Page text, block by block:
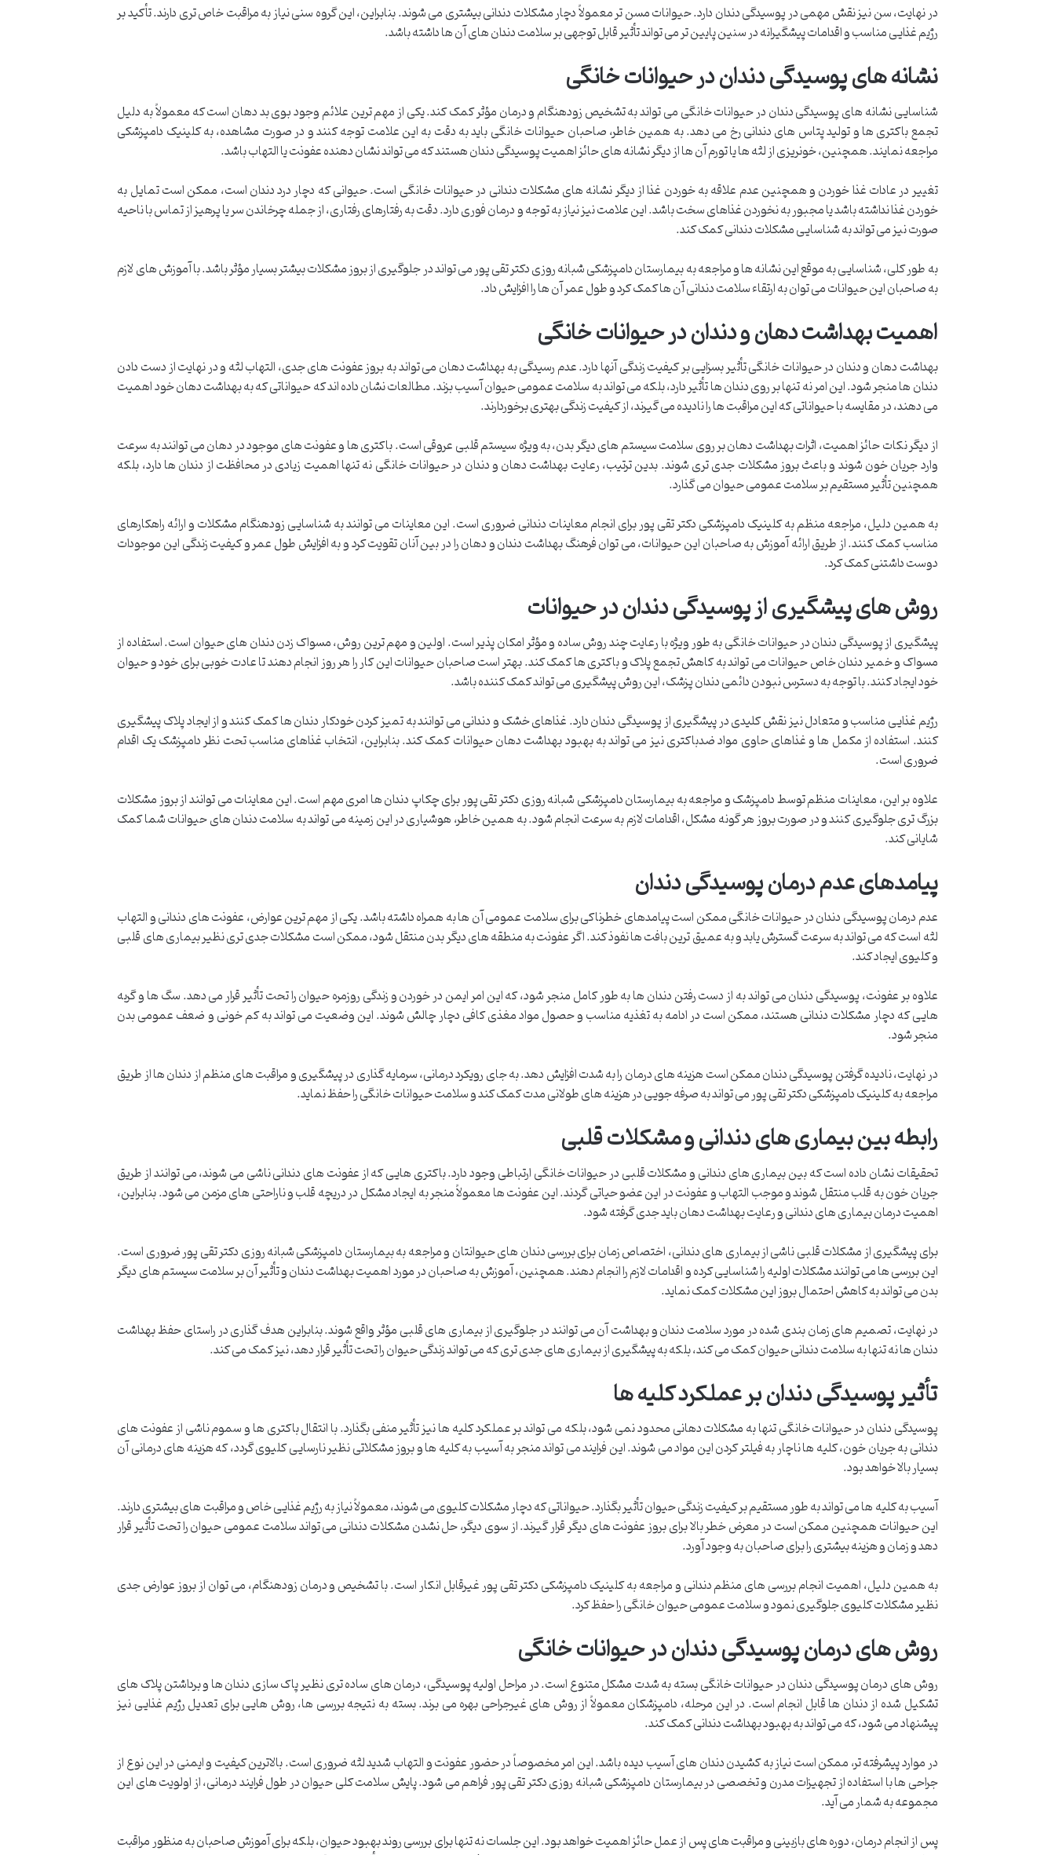
در نهایت، سن نیز نقش مهمی در پوسیدگی دندان دارد. حیوانات مسن تر معمولاً دچار مشکلات دندانی بیشتری می شوند. بنابراین، این گروه سنی نیاز به مراقبت خاص تری دارند. تأکید بر
رژیم غذایی مناسب و اقدامات پیشگیرانه در سنین پایین تر می تواند تأثیر قابل توجهی بر سلامت دندان های آن ها داشته باشد.
نشانه های پوسیدگی دندان در حیوانات خانگی
شناسایی نشانه های پوسیدگی دندان در حیوانات خانگی می تواند به تشخیص زودهنگام و درمان مؤثر کمک کند. یکی از مهم ترین علائم وجود بوی بد دهان است که معمولاً به دلیل
تجمع باکتری ها و تولید پتاس های دندانی رخ می دهد. به همین خاطر، صاحبان حیوانات خانگی باید به دقت به این علامت توجه کنند و در صورت مشاهده، به کلینیک دامپزشکی
مراجعه نمایند. همچنین، خونریزی از لثه ها یا تورم آن ها از دیگر نشانه های حائز اهمیت پوسیدگی دندان هستند که می تواند نشان دهنده عفونت یا التهاب باشد.
تغییر در عادات غذا خوردن و همچنین عدم علاقه به خوردن غذا از دیگر نشانه های مشکلات دندانی در حیوانات خانگی است. حیوانی که دچار درد دندان است، ممکن است تمایل به
خوردن غذا نداشته باشد یا مجبور به نخوردن غذاهای سخت باشد. این علامت نیز نیاز به توجه و درمان فوری دارد. دقت به رفتارهای رفتاری، از جمله چرخاندن سر یا پرهیز از تماس با ناحیه
صورت نیز می تواند به شناسایی مشکلات دندانی کمک کند.
به طور کلی، شناسایی به موقع این نشانه ها و مراجعه به بیمارستان دامپزشکی شبانه روزی دکتر تقی پور می تواند در جلوگیری از بروز مشکلات بیشتر بسیار مؤثر باشد. با آموزش های لازم
به صاحبان این حیوانات می توان به ارتقاء سلامت دندانی آن ها کمک کرد و طول عمر آن ها را افزایش داد.
اهمیت بهداشت دهان و دندان در حیوانات خانگی
بهداشت دهان و دندان در حیوانات خانگی تأثیر بسزایی بر کیفیت زندگی آنها دارد. عدم رسیدگی به بهداشت دهان می تواند به بروز عفونت های جدی، التهاب لثه و در نهایت از دست دادن
دندان ها منجر شود. این امر نه تنها بر روی دندان ها تأثیر دارد، بلکه می تواند به سلامت عمومی حیوان آسیب بزند. مطالعات نشان داده اند که حیواناتی که به بهداشت دهان خود اهمیت
می دهند، در مقایسه با حیواناتی که این مراقبت ها را نادیده می گیرند، از کیفیت زندگی بهتری برخوردارند.
از دیگر نکات حائز اهمیت، اثرات بهداشت دهان بر روی سلامت سیستم های دیگر بدن، به ویژه سیستم قلبی عروقی است. باکتری ها و عفونت های موجود در دهان می توانند به سرعت
وارد جریان خون شوند و باعث بروز مشکلات جدی تری شوند. بدین ترتیب، رعایت بهداشت دهان و دندان در حیوانات خانگی نه تنها اهمیت زیادی در محافظت از دندان ها دارد، بلکه
همچنین تأثیر مستقیم بر سلامت عمومی حیوان می گذارد.
به همین دلیل، مراجعه منظم به کلینیک دامپزشکی دکتر تقی پور برای انجام معاینات دندانی ضروری است. این معاینات می توانند به شناسایی زودهنگام مشکلات و ارائه راهکارهای
مناسب کمک کنند. از طریق ارائه آموزش به صاحبان این حیوانات، می توان فرهنگ بهداشت دندان و دهان را در بین آنان تقویت کرد و به افزایش طول عمر و کیفیت زندگی این موجودات
دوست داشتنی کمک کرد.
روش های پیشگیری از پوسیدگی دندان در حیوانات
پیشگیری از پوسیدگی دندان در حیوانات خانگی به طور ویژه با رعایت چند روش ساده و مؤثر امکان پذیر است. اولین و مهم ترین روش، مسواک زدن دندان های حیوان است. استفاده از
مسواک و خمیر دندان خاص حیوانات می تواند به کاهش تجمع پلاک و باکتری ها کمک کند. بهتر است صاحبان حیوانات این کار را هر روز انجام دهند تا عادت خوبی برای خود و حیوان
خود ایجاد کنند. با توجه به دسترس نبودن دائمی دندان پزشک، این روش پیشگیری می تواند کمک کننده باشد.
رژیم غذایی مناسب و متعادل نیز نقش کلیدی در پیشگیری از پوسیدگی دندان دارد. غذاهای خشک و دندانی می توانند به تمیز کردن خودکار دندان ها کمک کنند و از ایجاد پلاک پیشگیری
کنند. استفاده از مکمل ها و غذاهای حاوی مواد ضدباکتری نیز می تواند به بهبود بهداشت دهان حیوانات کمک کند. بنابراین، انتخاب غذاهای مناسب تحت نظر دامپزشک یک اقدام
ضروری است.
علاوه بر این، معاینات منظم توسط دامپزشک و مراجعه به بیمارستان دامپزشکی شبانه روزی دکتر تقی پور برای چکاپ دندان ها امری مهم است. این معاینات می توانند از بروز مشکلات
بزرگ تری جلوگیری کنند و در صورت بروز هر گونه مشکل، اقدامات لازم به سرعت انجام شود. به همین خاطر، هوشیاری در این زمینه می تواند به سلامت دندان های حیوانات شما کمک
شایانی کند.
پیامدهای عدم درمان پوسیدگی دندان
عدم درمان پوسیدگی دندان در حیوانات خانگی ممکن است پیامدهای خطرناکی برای سلامت عمومی آن ها به همراه داشته باشد. یکی از مهم ترین عوارض، عفونت های دندانی و التهاب
لثه است که می تواند به سرعت گسترش یابد و به عمیق ترین بافت ها نفوذ کند. اگر عفونت به منطقه های دیگر بدن منتقل شود، ممکن است مشکلات جدی تری نظیر بیماری های قلبی
و کلیوی ایجاد کند.
علاوه بر عفونت، پوسیدگی دندان می تواند به از دست رفتن دندان ها به طور کامل منجر شود، که این امر ایمن در خوردن و زندگی روزمره حیوان را تحت تأثیر قرار می دهد. سگ ها و گربه
هایی که دچار مشکلات دندانی هستند، ممکن است در ادامه به تغذیه مناسب و حصول مواد مغذی کافی دچار چالش شوند. این وضعیت می تواند به کم خونی و ضعف عمومی بدن
منجر شود.
در نهایت، نادیده گرفتن پوسیدگی دندان ممکن است هزینه های درمان را به شدت افزایش دهد. به جای رویکرد درمانی، سرمایه گذاری در پیشگیری و مراقبت های منظم از دندان ها از طریق
مراجعه به کلینیک دامپزشکی دکتر تقی پور می تواند به صرفه جویی در هزینه های طولانی مدت کمک کند و سلامت حیوانات خانگی را حفظ نماید.
رابطه بین بیماری های دندانی و مشکلات قلبی
تحقیقات نشان داده است که بین بیماری های دندانی و مشکلات قلبی در حیوانات خانگی ارتباطی وجود دارد. باکتری هایی که از عفونت های دندانی ناشی می شوند، می توانند از طریق
جریان خون به قلب منتقل شوند و موجب التهاب و عفونت در این عضو حیاتی گردند. این عفونت ها معمولاً منجر به ایجاد مشکل در دریچه قلب و ناراحتی های مزمن می شود. بنابراین،
اهمیت درمان بیماری های دندانی و رعایت بهداشت دهان باید جدی گرفته شود.
برای پیشگیری از مشکلات قلبی ناشی از بیماری های دندانی، اختصاص زمان برای بررسی دندان های حیوانتان و مراجعه به بیمارستان دامپزشکی شبانه روزی دکتر تقی پور ضروری است.
این بررسی ها می توانند مشکلات اولیه را شناسایی کرده و اقدامات لازم را انجام دهند. همچنین، آموزش به صاحبان در مورد اهمیت بهداشت دندان و تأثیر آن بر سلامت سیستم های دیگر
بدن می تواند به کاهش احتمال بروز این مشکلات کمک نماید.
در نهایت، تصمیم های زمان بندی شده در مورد سلامت دندان و بهداشت آن می توانند در جلوگیری از بیماری های قلبی مؤثر واقع شوند. بنابراین هدف گذاری در راستای حفظ بهداشت
دندان ها نه تنها به سلامت دندانی حیوان کمک می کند، بلکه به پیشگیری از بیماری های جدی تری که می تواند زندگی حیوان را تحت تأثیر قرار دهد، نیز کمک می کند.
تأثیر پوسیدگی دندان بر عملکرد کلیه ها
پوسیدگی دندان در حیوانات خانگی تنها به مشکلات دهانی محدود نمی شود، بلکه می تواند بر عملکرد کلیه ها نیز تأثیر منفی بگذارد. با انتقال باکتری ها و سموم ناشی از عفونت های
دندانی به جریان خون، کلیه ها ناچار به فیلتر کردن این مواد می شوند. این فرایند می تواند منجر به آسیب به کلیه ها و بروز مشکلاتی نظیر نارسایی کلیوی گردد، که هزینه های درمانی آن
بسیار بالا خواهد بود.
آسیب به کلیه ها می تواند به طور مستقیم بر کیفیت زندگی حیوان تأثیر بگذارد. حیواناتی که دچار مشکلات کلیوی می شوند، معمولاً نیاز به رژیم غذایی خاص و مراقبت های بیشتری دارند.
این حیوانات همچنین ممکن است در معرض خطر بالا برای بروز عفونت های دیگر قرار گیرند. از سوی دیگر، حل نشدن مشکلات دندانی می تواند سلامت عمومی حیوان را تحت تأثیر قرار
دهد و زمان و هزینه بیشتری را برای صاحبان به وجود آورد.
به همین دلیل، اهمیت انجام بررسی های منظم دندانی و مراجعه به کلینیک دامپزشکی دکتر تقی پور غیرقابل انکار است. با تشخیص و درمان زودهنگام، می توان از بروز عوارض جدی
نظیر مشکلات کلیوی جلوگیری نمود و سلامت عمومی حیوان خانگی را حفظ کرد.
روش های درمان پوسیدگی دندان در حیوانات خانگی
روش های درمان پوسیدگی دندان در حیوانات خانگی بسته به شدت مشکل متنوع است. در مراحل اولیه پوسیدگی، درمان های ساده تری نظیر پاک سازی دندان ها و برداشتن پلاک های
تشکیل شده از دندان ها قابل انجام است. در این مرحله، دامپزشکان معمولاً از روش های غیرجراحی بهره می برند. بسته به نتیجه بررسی ها، روش هایی برای تعدیل رژیم غذایی نیز
پیشنهاد می شود، که می تواند به بهبود بهداشت دندانی کمک کند.
در موارد پیشرفته تر، ممکن است نیاز به کشیدن دندان های آسیب دیده باشد. این امر مخصوصاً در حضور عفونت و التهاب شدید لثه ضروری است. بالاترین کیفیت و ایمنی در این نوع از
جراحی ها با استفاده از تجهیزات مدرن و تخصصی در بیمارستان دامپزشکی شبانه روزی دکتر تقی پور فراهم می شود. پایش سلامت کلی حیوان در طول فرایند درمانی، از اولویت های این
مجموعه به شمار می آید.
پس از انجام درمان، دوره های بازبینی و مراقبت های پس از عمل حائز اهمیت خواهد بود. این جلسات نه تنها برای بررسی روند بهبود حیوان، بلکه برای آموزش صاحبان به منظور مراقبت